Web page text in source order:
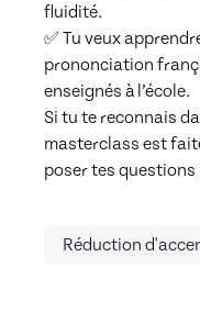
fluidité.
✅ Tu veux
prononciation
enseignés à l’école.
Si tu te reconnais
masterclass est
poser tes
Réduction